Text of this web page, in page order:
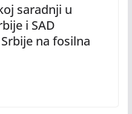
saradnji u
i SAD
na fosilna